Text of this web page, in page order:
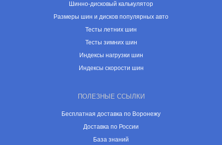
Шинно-дисковый калькулятор
Размеры шин и дисков популярных авто
Тесты летних шин
Тесты зимних шин
Индексы нагрузки шин
Индексы скорости шин
ПОЛЕЗНЫЕ ССЫЛКИ
Бесплатная доставка по Воронежу
Доставка по России
База знаний